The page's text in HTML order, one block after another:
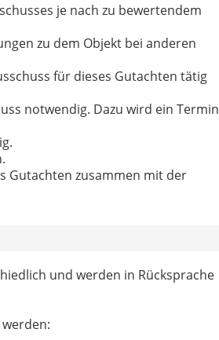
je nach zu bewertendem
zu dem Objekt bei anderen
für dieses Gutachten tätig
notwendig. Dazu wird ein Termin
Gutachten zusammen mit der
und werden in Rücksprache